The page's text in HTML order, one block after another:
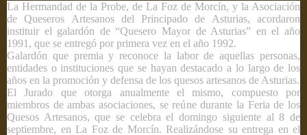
La Hermandad de la Probe, de La Foz de Morcín, y la Asociación
de Queseros Artesanos del Principado de Asturias, acordaron
instituir el galardón de “Quesero Mayor de Asturias” en el año
1991, que se entregó por primera vez en el año 1992.
Galardón que premia y reconoce la labor de aquellas personas,
entidades o instituciones que se hayan destacado a lo largo de los
años en la promoción y defensa de los quesos artesanos de Asturias.
El Jurado que otorga anualmente el mismo, compuesto por
miembros de ambas asociaciones, se reúne durante la Feria de los
Quesos Artesanos, que se celebra el domingo siguiente al 8 de
septiembre, en La Foz de Morcín. Realizándose su entrega en el